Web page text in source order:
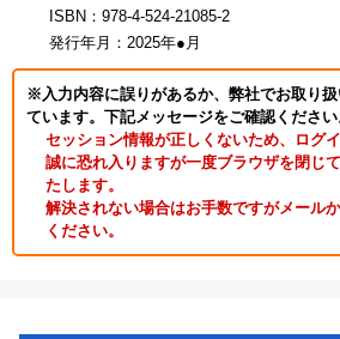
ISBN：978-4-524-21085-2
発行年月：2025年●月
※入力内容に誤りがあるか、弊社でお取り
ています。下記メッセージをご確認ください
セッション情報が正しくないため、ログ
誠に恐れ入りますが一度ブラウザを閉じ
たします。
解決されない場合はお手数ですがメール
ください。